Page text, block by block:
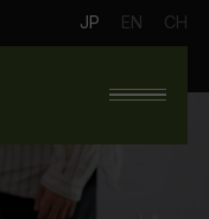
JP EN CH